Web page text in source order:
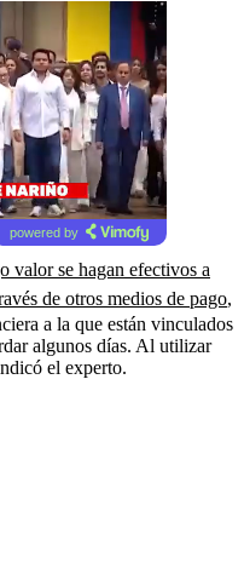
powered by
valor se hagan efectivos a
de otros medios de pago,
a la que están vinculados
algunos días. Al utilizar
el experto.